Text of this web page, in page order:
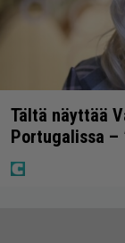
Tältä näyttää
Portugalissa –